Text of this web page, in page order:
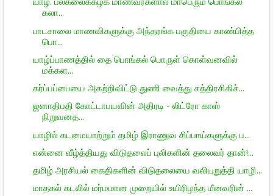
கலா...
பாடசாலை மாணவிகளுக்கு அந்தரங்க பகுதியை காண்பித்த
பொ...
யாழ்ப்பாணத்தில் தை பொங்கல் பொருள் கொள்வனவில்
மக்கள...
கர்ப்பப்பையை அகற்றிவிட்டு துணி வைத்து சத்திரசிகிச்...
ஜனாதிபதி கோட்டாபயவின் அதிரடி - லிட்ரோ காஸ்
நிறுவனத...
யாழில் கடமையாற்றும் தமிழ் இராணுவ சிப்பாய்களுக்கு ப...
என்னை வீழ்த்தியது விடுதலைப் புலிகளின் தலைவர் தான்!...
தமிழ் அரசியல் கைதிகளின் விடுதலையை வலியுறுத்தி யாழி...
மாதகல் கடலில் மர்மமான முறையில் உயிரிழந்த மீனவரின் ...